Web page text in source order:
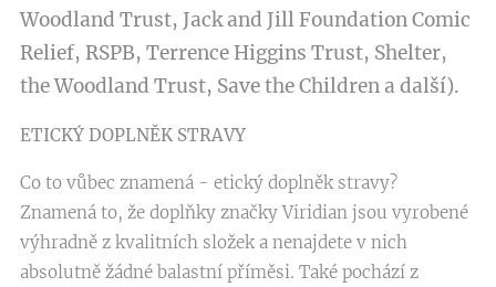
Woodland Trust, Jack and Jill Foundation Comic
Relief, RSPB, Terrence Higgins Trust, Shelter,
the Woodland Trust, Save the Children a další).
ETICKÝ DOPLNĚK STRAVY
Co to vůbec znamená - etický doplněk stravy?
Znamená to, že doplňky značky Viridian jsou vyrobené
výhradně z kvalitních složek a nenajdete v nich
absolutně žádné balastní příměsi. Také pochází z